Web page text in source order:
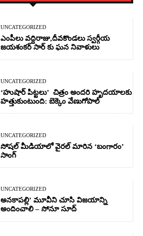
UNCATEGORIZED
ఎంపీలు వద్దిరాజు,దీవకొండలు స్వర్గీయ
జయశంకర్ సార్ కు ఘన నివాళులు
UNCATEGORIZED
‘హుషార్‌ పిట్టలు’ చిత్రం అందరి హృదయాలకు
హత్తుకుంటుంది: బెక్కెం వేణుగోపాల్‌
UNCATEGORIZED
సోషల్ మీడియాలో వైరల్ మారిన ‘బంగారం’
సాంగ్
UNCATEGORIZED
అనకాపల్లి’ మూవీని చూసి విజయాన్ని
అందించాలి – సోనూ సూద్